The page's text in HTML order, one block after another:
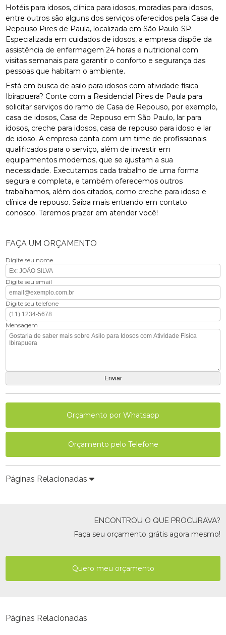
Hotéis para idosos, clínica para idosos, moradias para idosos,
entre outros são alguns dos serviços oferecidos pela Casa de
Repouso Pires de Paula, localizada em São Paulo-SP.
Especializada em cuidados de idosos, a empresa dispõe da
assistência de enfermagem 24 horas e nutricional com
visitas semanais para garantir o conforto e segurança das
pessoas que habitam o ambiente.
Está em busca de asilo para idosos com atividade física
Ibirapuera? Conte com a Residencial Pires de Paula para
solicitar serviços do ramo de Casa de Repouso, por exemplo,
casa de idosos, Casa de Repouso em São Paulo, lar para
idosos, creche para idosos, casa de repouso para idoso e lar
de idoso. A empresa conta com um time de profissionais
qualificados para o serviço, além de investir em
equipamentos modernos, que se ajustam a sua
necessidade. Executamos cada trabalho de uma forma
segura e completa, e também oferecemos outros
trabalhamos, além dos citados, como creche para idoso e
clínica de repouso. Saiba mais entrando em contato
conosco. Teremos prazer em atender você!
FAÇA UM ORÇAMENTO
Digite seu nome
Digite seu email
Digite seu telefone
Mensagem
Orçamento por Whatsapp
Orçamento pelo Telefone
Páginas Relacionadas
ENCONTROU O QUE PROCURAVA?
Faça seu orçamento grátis agora mesmo!
Quero meu orçamento
Páginas Relacionadas